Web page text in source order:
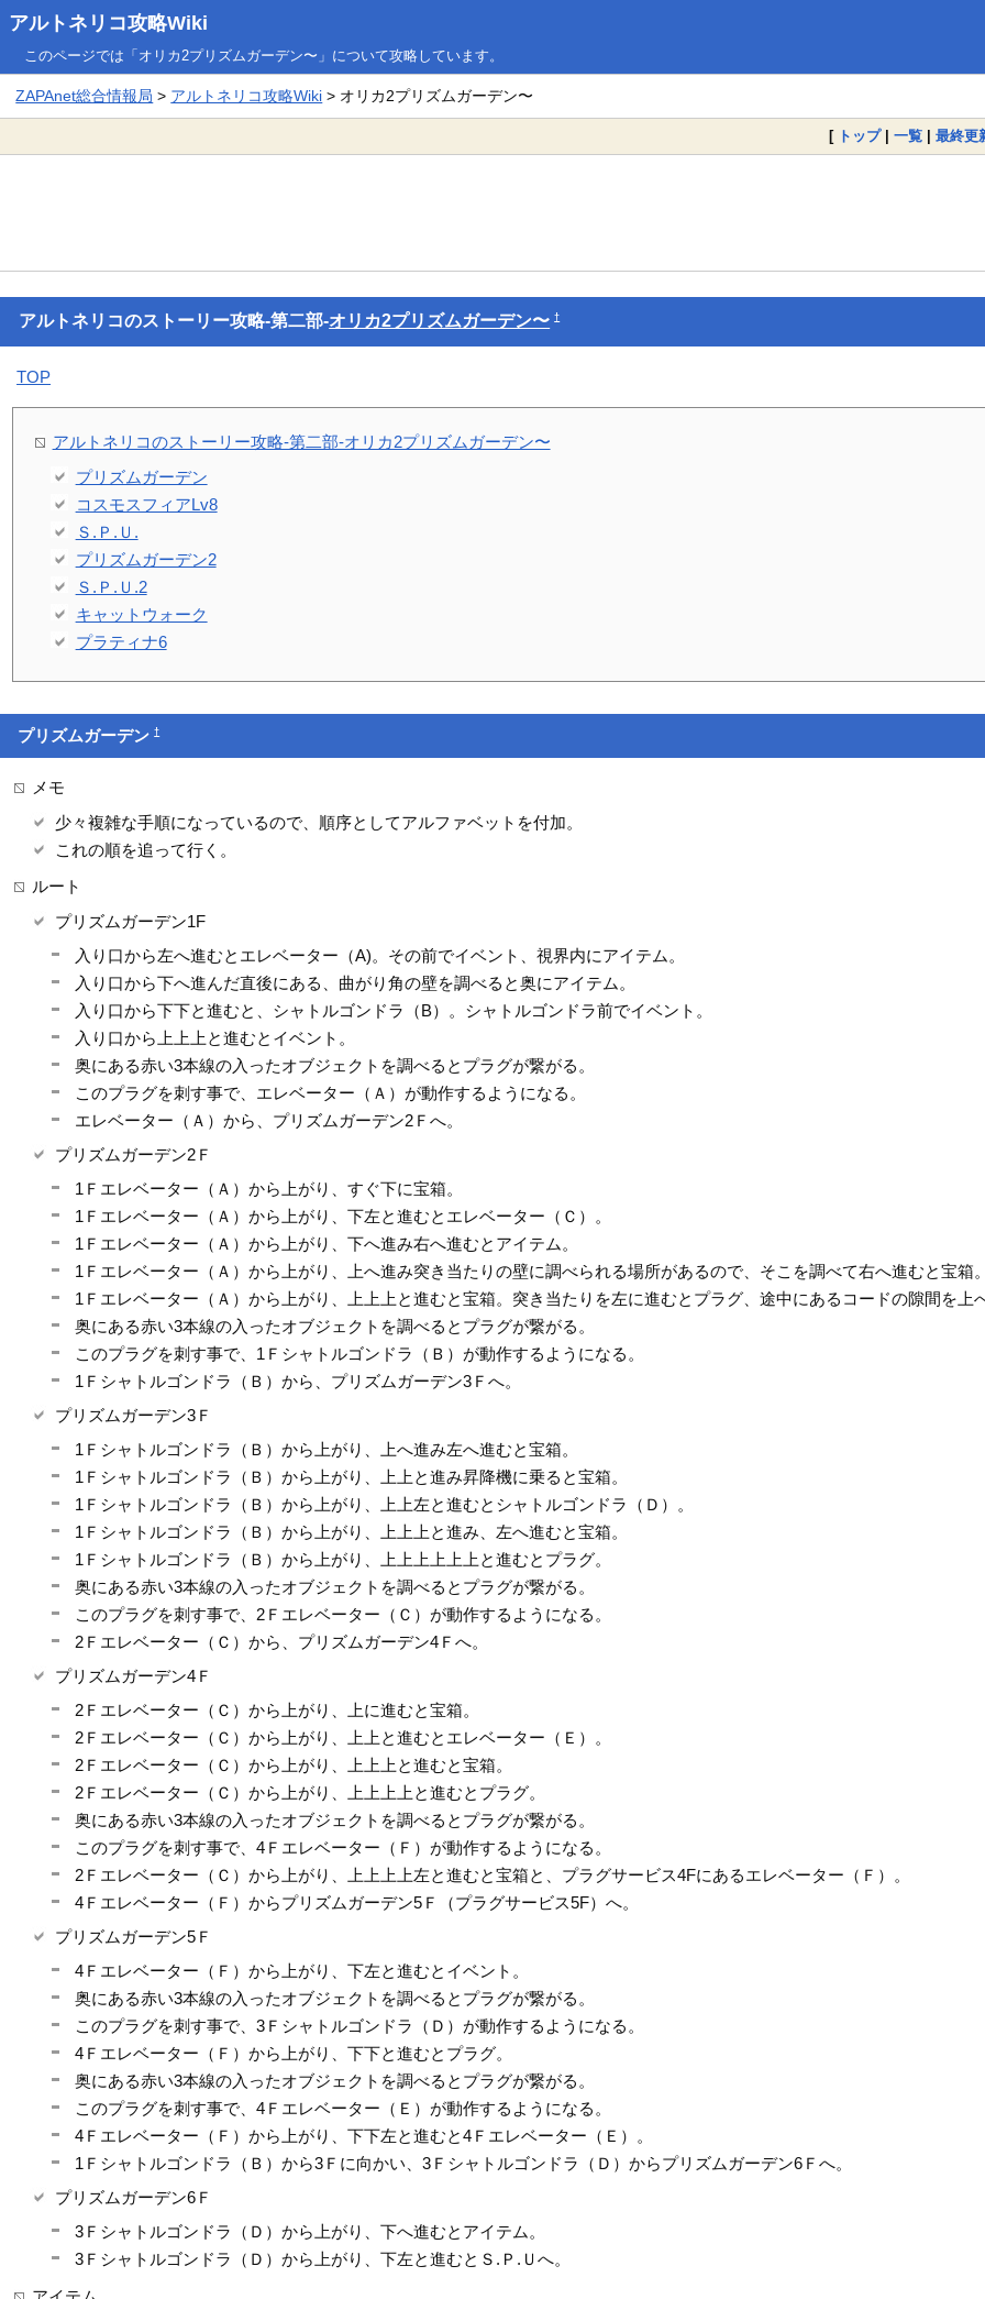
アルトネリコ攻略Wiki
このページでは「オリカ2プリズムガーデン〜」について攻略しています。
ZAPAnet総合情報局 > アルトネリコ攻略Wiki > オリカ2プリズムガーデン〜
[ トップ| 一覧 | 最終更
アルトネリコのストーリー攻略-第二部-オリカ2プリズムガーデン〜 †
TOP
アルトネリコのストーリー攻略-第二部-オリカ2プリズムガーデン〜
プリズムガーデン
コスモスフィアLv8
Ｓ.Ｐ.Ｕ.
プリズムガーデン2
Ｓ.Ｐ.Ｕ.2
キャットウォーク
プラティナ6
プリズムガーデン†
メモ
少々複雑な手順になっているので、順序としてアルファベットを付加。
これの順を追って行く。
ルート
プリズムガーデン1F
入り口から左へ進むとエレベーター（A)。その前でイベント、視界内にアイテム。
入り口から下へ進んだ直後にある、曲がり角の壁を調べると奥にアイテム。
入り口から下下と進むと、シャトルゴンドラ（B）。シャトルゴンドラ前でイベント。
入り口から上上上と進むとイベント。
奥にある赤い3本線の入ったオブジェクトを調べるとプラグが繋がる。
このプラグを刺す事で、エレベーター（Ａ）が動作するようになる。
エレベーター（Ａ）から、プリズムガーデン2Ｆへ。
プリズムガーデン2Ｆ
1Ｆエレベーター（Ａ）から上がり、すぐ下に宝箱。
1Ｆエレベーター（Ａ）から上がり、下左と進むとエレベーター（Ｃ）。
1Ｆエレベーター（Ａ）から上がり、下へ進み右へ進むとアイテム。
1Ｆエレベーター（Ａ）から上がり、上へ進み突き当たりの壁に調べられる場所があるので、そこを調べて右へ進むと宝箱。
1Ｆエレベーター（Ａ）から上がり、上上上と進むと宝箱。突き当たりを左に進むとプラグ、途中にあるコードの隙間を上
奥にある赤い3本線の入ったオブジェクトを調べるとプラグが繋がる。
このプラグを刺す事で、1Ｆシャトルゴンドラ（Ｂ）が動作するようになる。
1Ｆシャトルゴンドラ（Ｂ）から、プリズムガーデン3Ｆへ。
プリズムガーデン3Ｆ
1Ｆシャトルゴンドラ（Ｂ）から上がり、上へ進み左へ進むと宝箱。
1Ｆシャトルゴンドラ（Ｂ）から上がり、上上と進み昇降機に乗ると宝箱。
1Ｆシャトルゴンドラ（Ｂ）から上がり、上上左と進むとシャトルゴンドラ（Ｄ）。
1Ｆシャトルゴンドラ（Ｂ）から上がり、上上上と進み、左へ進むと宝箱。
1Ｆシャトルゴンドラ（Ｂ）から上がり、上上上上上上と進むとプラグ。
奥にある赤い3本線の入ったオブジェクトを調べるとプラグが繋がる。
このプラグを刺す事で、2Ｆエレベーター（Ｃ）が動作するようになる。
2Ｆエレベーター（Ｃ）から、プリズムガーデン4Ｆへ。
プリズムガーデン4Ｆ
2Ｆエレベーター（Ｃ）から上がり、上に進むと宝箱。
2Ｆエレベーター（Ｃ）から上がり、上上と進むとエレベーター（Ｅ）。
2Ｆエレベーター（Ｃ）から上がり、上上上と進むと宝箱。
2Ｆエレベーター（Ｃ）から上がり、上上上上と進むとプラグ。
奥にある赤い3本線の入ったオブジェクトを調べるとプラグが繋がる。
このプラグを刺す事で、4Ｆエレベーター（Ｆ）が動作するようになる。
2Ｆエレベーター（Ｃ）から上がり、上上上上左と進むと宝箱と、プラグサービス4Fにあるエレベーター（Ｆ）。
4Ｆエレベーター（Ｆ）からプリズムガーデン5Ｆ（プラグサービス5F）へ。
プリズムガーデン5Ｆ
4Ｆエレベーター（Ｆ）から上がり、下左と進むとイベント。
奥にある赤い3本線の入ったオブジェクトを調べるとプラグが繋がる。
このプラグを刺す事で、3Ｆシャトルゴンドラ（Ｄ）が動作するようになる。
4Ｆエレベーター（Ｆ）から上がり、下下と進むとプラグ。
奥にある赤い3本線の入ったオブジェクトを調べるとプラグが繋がる。
このプラグを刺す事で、4Ｆエレベーター（Ｅ）が動作するようになる。
4Ｆエレベーター（Ｆ）から上がり、下下左と進むと4Ｆエレベーター（Ｅ）。
1Ｆシャトルゴンドラ（Ｂ）から3Ｆに向かい、3Ｆシャトルゴンドラ（Ｄ）からプリズムガーデン6Ｆへ。
プリズムガーデン6Ｆ
3Ｆシャトルゴンドラ（Ｄ）から上がり、下へ進むとアイテム。
3Ｆシャトルゴンドラ（Ｄ）から上がり、下左と進むとＳ.Ｐ.Ｕへ。